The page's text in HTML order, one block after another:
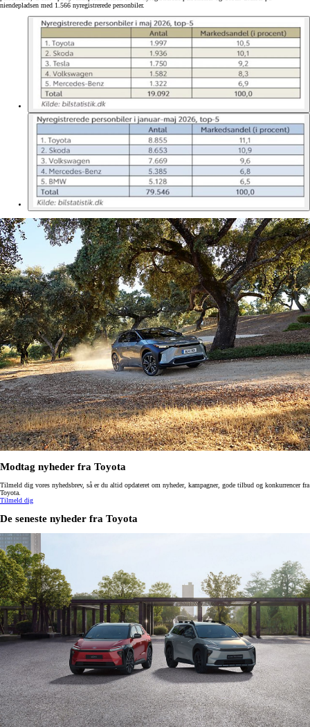
niendepladsen med 1.566 nyregistrerede personbiler.
Modtag nyheder fra Toyota
Tilmeld dig vores nyhedsbrev, så er du altid opdateret om nyheder, kampagner, gode tilbud og konkurrencer fra
Toyota.
Tilmeld dig
De seneste nyheder fra Toyota